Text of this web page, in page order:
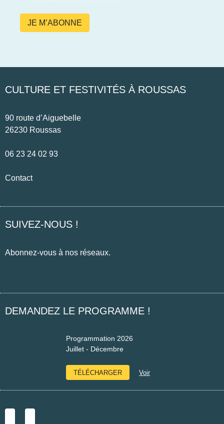
CULTURE ET FESTIVITÉS À ROUSSAS
90 route d’Aiguebelle
26230 Roussas
06 23 24 02 93
Contact
SUIVEZ-NOUS !
Abonnez-vous à nos réseaux.
DEMANDEZ LE PROGRAMME !
Programmation 2026
Juillet - Décembre
TÉLÉCHARGER Voir